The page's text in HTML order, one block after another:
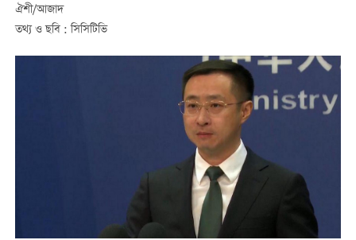
ঐশী/আজাদ
তথ্য ও ছবি : সিসিটিভি